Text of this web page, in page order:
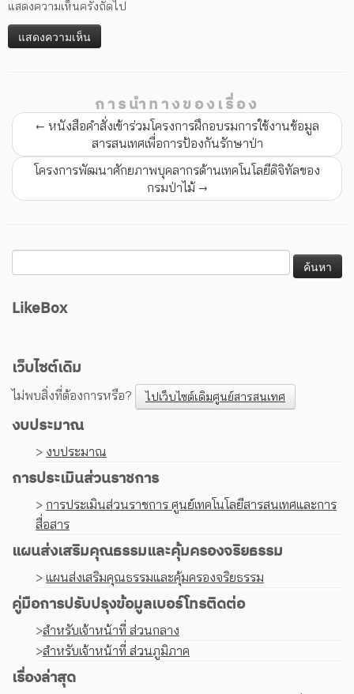
แสดงความเห็นครั้งถัดไป
การนำทางของเรื่อง
← หนังสือคำสั่งเข้าร่วมโครงการฝึกอบรมการใช้งานข้อมูล
สารสนเทศเพื่อการป้องกันรักษาป่า
โครงการพัฒนาศักยภาพบุคลากรด้านเทคโนโลยีดิจิทัลของ
กรมป่าไม้ →
LikeBox
เว็บไซต์เดิม
ไม่พบสิ่งที่ต้องการหรือ? ไปเว็บไซต์เดิมศูนย์สารสนเทศ
งบประมาณ
> งบประมาณ
การประเมินส่วนราชการ
> การประเมินส่วนราชการ ศูนย์เทคโนโลยีสารสนเทศและการ
สื่อสาร
แผนส่งเสริมคุณธรรมและคุ้มครองจริยธรรม
> แผนส่งเสริมคุณธรรมและคุ้มครองจริยธรรม
คู่มือการปรับปรุงข้อมูลเบอร์โทรติดต่อ
>สำหรับเจ้าหน้าที่ ส่วนกลาง
>สำหรับเจ้าหน้าที่ ส่วนภูมิภาค
เรื่องล่าสุด